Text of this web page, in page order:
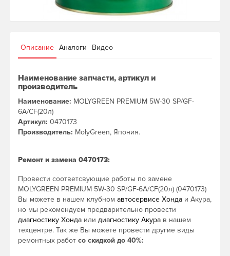
Описание Аналоги Видео
Наименование запчасти, артикул и
производитель
Наименование: MOLYGREEN PREMIUM 5W-30 SP/GF-
6A/CF(20л)
Артикул: 0470173
Производитель: MolyGreen, Япония.
Ремонт и замена 0470173:
Провести соответсвующие работы по замене
MOLYGREEN PREMIUM 5W-30 SP/GF-6A/CF(20л) (0470173)
Вы можете в нашем клубном автосервисе Хонда и Акура,
но мы рекомендуем предварительно провести
диагностику Хонда или диагностику Акура в нашем
техцентре. Так же Вы можете провести другие виды
ремонтных работ со скидкой до 40%: